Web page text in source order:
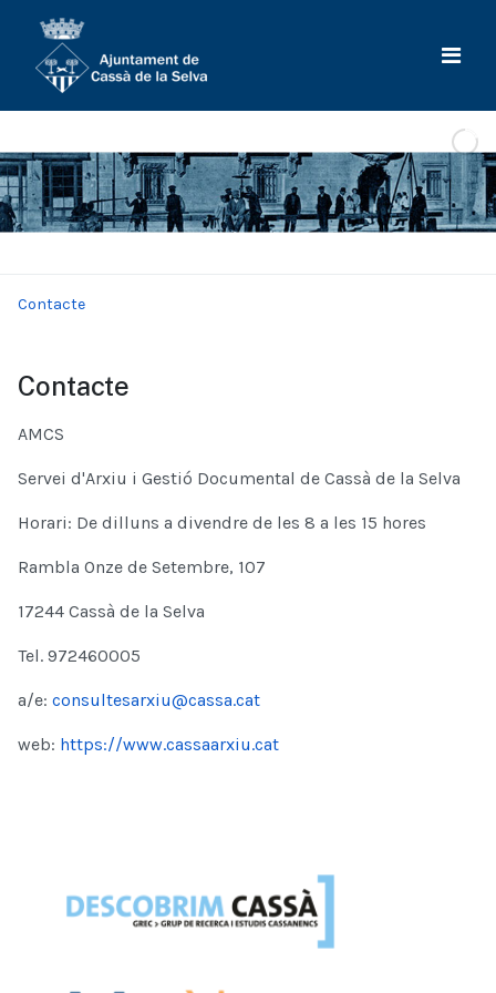
Contacte
Contacte
AMCS
Servei d'Arxiu i Gestió Documental de Cassà de la Selva
Horari: De dilluns a divendre de les 8 a les 15 hores
Rambla Onze de Setembre, 107
17244 Cassà de la Selva
Tel. 972460005
a/e: consultesarxiu@cassa.cat
web: https://www.cassaarxiu.cat